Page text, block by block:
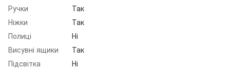
Ручки
Так
Ніжки
Так
Полиці
Ні
Висувні ящики
Так
Підсвітка
Ні